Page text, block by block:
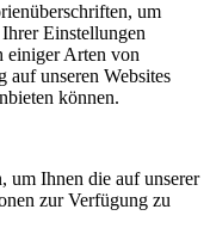
um
Einstellungen
einiger Arten von
unseren Websites
können.
um Ihnen die auf unserer
zur Verfügung zu